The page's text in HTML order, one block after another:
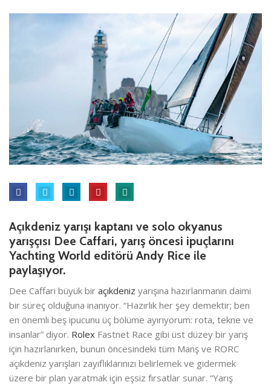
Açıkdeniz yarışı kaptanı ve solo okyanus
yarışçısı Dee Caffari, yarış öncesi ipuçlarını
Yachting World editörü Andy Rice ile
paylaşıyor.
Dee Caffari büyük bir açıkdeniz yarışına hazırlanmanın daimi
bir süreç olduğuna inanıyor. “Hazırlık her şey demektir; ben
en önemli beş ipucunu üç bölüme ayırıyorum: rota, tekne ve
insanlar” diyor. Rolex Fastnet Race gibi üst düzey bir yarış
için hazırlanırken, bunun öncesindeki tüm Manş ve RORC
açıkdeniz yarışları zayıflıklarınızı belirlemek ve gidermek
üzere bir plan yaratmak için eşsiz fırsatlar sunar. “Yarış